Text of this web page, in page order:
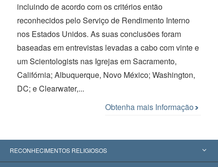
incluindo de acordo com os critérios então
reconhecidos pelo Serviço de Rendimento Interno
nos Estados Unidos. As suas conclusões foram
baseadas em entrevistas levadas a cabo com vinte e
um Scientologists nas Igrejas em Sacramento,
Califórnia; Albuquerque, Novo México; Washington,
DC; e Clearwater,...
Obtenha mais Informação
RECONHECIMENTOS RELIGIOSOS